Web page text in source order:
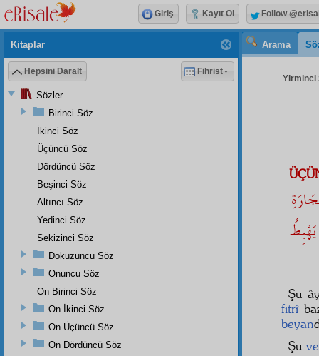
Arama
Yirminci
Şu
fıtrî
beyan
Şu
Kitaplar
Hepsini Daralt Fihrist
Sözler
Birinci Söz
İkinci Söz
Üçüncü Söz
Dördüncü Söz
Beşinci Söz
Altıncı Söz
Yedinci Söz
Sekizinci Söz
Dokuzuncu Söz
Onuncu Söz
On Birinci Söz
On İkinci Söz
On Üçüncü Söz
On Dördüncü Söz
Giriş Kayıt Ol Follow